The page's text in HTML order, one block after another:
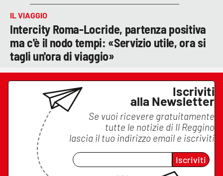
IL VIAGGIO
Intercity Roma-Locride, partenza positiva
ma c'è il nodo tempi: «Servizio utile, ora si
tagli un'ora di viaggio»
Iscriviti
alla Newsletter
Se vuoi ricevere gratuitamente
tutte le notizie di Il Reggino
lascia il tuo indirizzo email e iscriviti
Iscriviti